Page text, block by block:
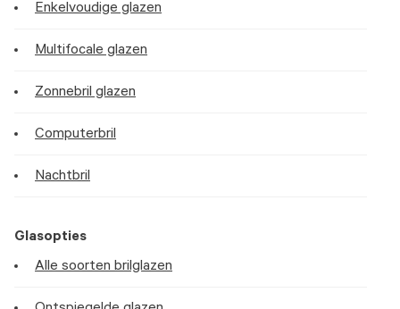
Enkelvoudige glazen
Multifocale glazen
Zonnebril glazen
Computerbril
Nachtbril
Glasopties
Alle soorten brilglazen